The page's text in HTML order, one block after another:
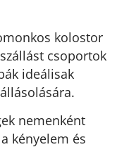
kolostor
csoportok
ideálisak
nemenként
kényelem és